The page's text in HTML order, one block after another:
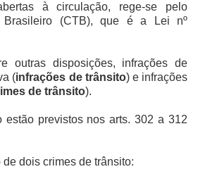
à circulação, rege-se pelo
Brasileiro (CTB), que é a Lei nº
outras disposições, infrações de
(infrações de trânsito) e infrações
de trânsito).
estão previstos nos arts. 302 a 312
dois crimes de trânsito: